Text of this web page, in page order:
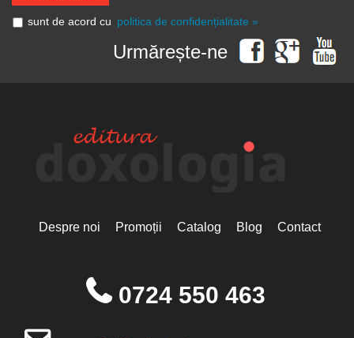
sunt de acord cu politica de confidențialitate »
Urmărește-ne
Despre noi Promoții Catalog Blog Contact
0724 550 463